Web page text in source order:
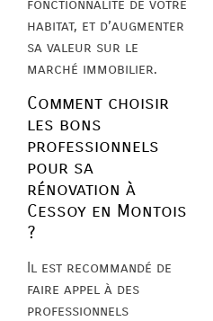
fonctionnalité de votre
habitat, et d’augmenter
sa valeur sur le
marché immobilier.
Comment choisir
les bons
professionnels
pour sa
rénovation à
Cessoy en Montois
?
Il est recommandé de
faire appel à des
professionnels